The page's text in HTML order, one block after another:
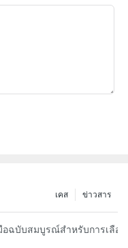
ข่าวสาร
เคส
ภาพด้วยเครื่องบรรจุผง
อฉบับสมบูรณ์สำหรับการเลือ